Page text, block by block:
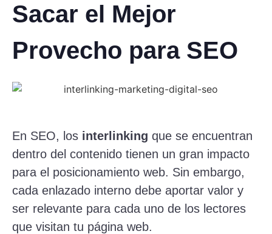
Sacar el Mejor
Provecho para SEO
En SEO, los interlinking que se encuentran
dentro del contenido tienen un gran impacto
para el posicionamiento web. Sin embargo,
cada enlazado interno debe aportar valor y
ser relevante para cada uno de los lectores
que visitan tu página web.